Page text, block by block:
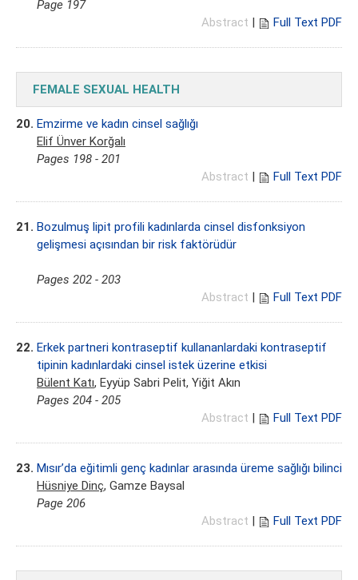
Page 197
Abstract
Full Text PDF
FEMALE SEXUAL HEALTH
20. Emzirme ve kadın cinsel sağlığı
Elif Ünver Korğalı
Pages 198 - 201
Abstract
Full Text PDF
21. Bozulmuş lipit profili kadınlarda cinsel disfonksiyon
gelişmesi açısından bir risk faktörüdür
Pages 202 - 203
Abstract
Full Text PDF
22. Erkek partneri kontraseptif kullananlardaki kontraseptif
tipinin kadınlardaki cinsel istek üzerine etkisi
Bülent Katı, Eyyüp Sabri Pelit, Yiğit Akın
Pages 204 - 205
Abstract
Full Text PDF
23. Mısır’da eğitimli genç kadınlar arasında üreme sağlığı bilinci
Hüsniye Dinç, Gamze Baysal
Page 206
Abstract
Full Text PDF